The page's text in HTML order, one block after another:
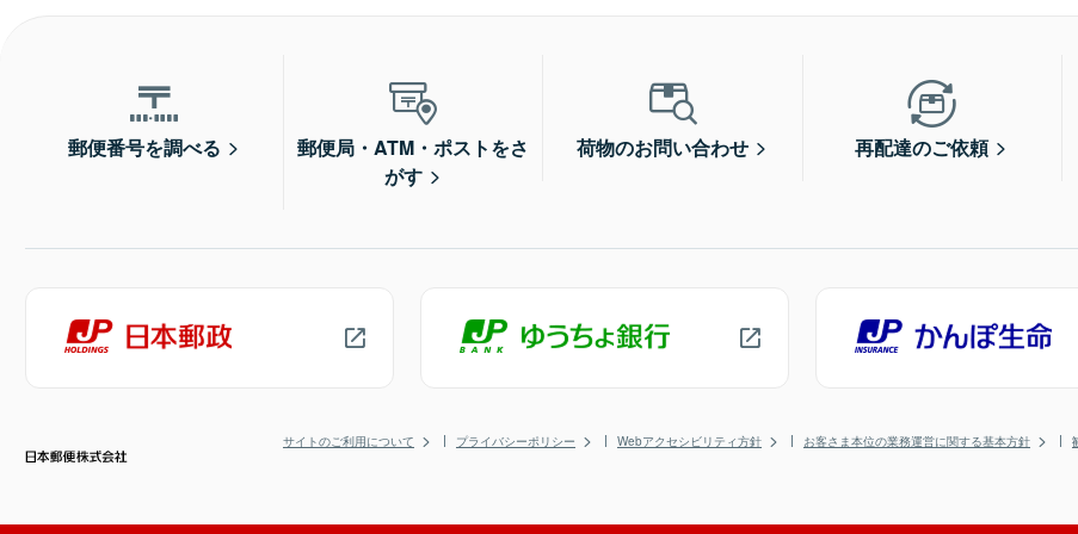
郵便番号を調べる
郵便局・ATM・ポストをさ
がす
荷物のお問い合わせ 再配達のご依頼
サイトのご利用について プライバシーポリシー Webアクセシビリティ方針 お客さま本位の業務運営に関する基本方針